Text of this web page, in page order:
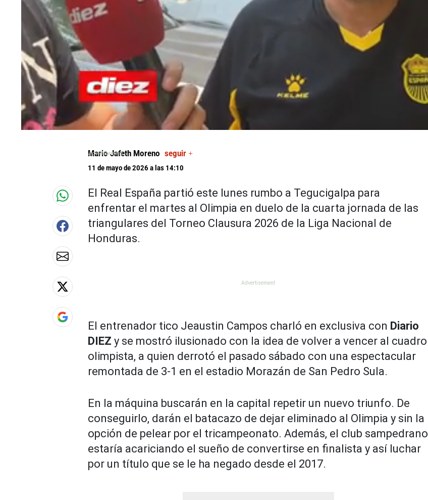
Mario Jafeth Moreno seguir +
11 de mayo de 2026 a las 14:10
El Real España partió este lunes rumbo a Tegucigalpa para
enfrentar el martes al Olimpia en duelo de la cuarta jornada de las
triangulares del Torneo Clausura 2026 de la Liga Nacional de
Honduras.
El entrenador tico Jeaustin Campos charló en exclusiva con Diario
DIEZ y se mostró ilusionado con la idea de volver a vencer al cuadro
olimpista, a quien derrotó el pasado sábado con una espectacular
remontada de 3-1 en el estadio Morazán de San Pedro Sula.
En la máquina buscarán en la capital repetir un nuevo triunfo. De
conseguirlo, darán el batacazo de dejar eliminado al Olimpia y sin la
opción de pelear por el tricampeonato. Además, el club sampedrano
estaría acariciando el sueño de convertirse en finalista y así luchar
por un título que se le ha negado desde el 2017.